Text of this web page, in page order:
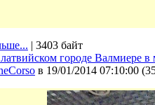
| 3403 байт
городе Валмиере в
в 19/01/2014 07:10:00 (